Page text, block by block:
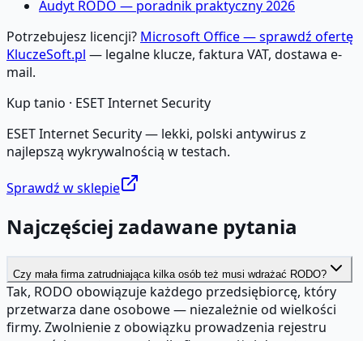
Audyt RODO — poradnik praktyczny 2026
Potrzebujesz licencji? Microsoft Office — sprawdź ofertę
KluczeSoft.pl — legalne klucze, faktura VAT, dostawa e-
mail.
Kup tanio · ESET Internet Security
ESET Internet Security — lekki, polski antywirus z
najlepszą wykrywalnością w testach.
Sprawdź w sklepie
Najczęściej zadawane pytania
Czy mała firma zatrudniająca kilka osób też musi wdrażać RODO?
Tak, RODO obowiązuje każdego przedsiębiorcę, który
przetwarza dane osobowe — niezależnie od wielkości
firmy. Zwolnienie z obowiązku prowadzenia rejestru